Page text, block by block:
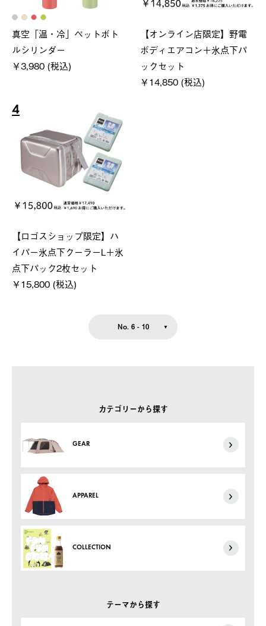
カテゴリーから探す
GEAR
APPAREL
COLLECTION
テーマから探す
真空「温・冷」ペットボト
ルシリンダー
￥3,980 (税込)
【オンライン店限定】野電
ボディエアコン＋氷点下パ
ックセット
￥14,850 (税込)
4
【ロゴスショップ限定】ハ
イパー氷点下クーラーL＋氷
点下パック2枚セット
￥15,800 (税込)
No. 6 - 10